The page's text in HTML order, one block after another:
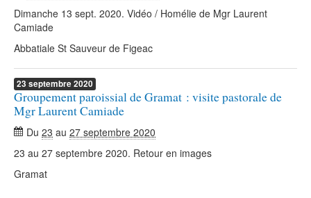
Dimanche 13 sept. 2020. Vidéo / Homélie de Mgr Laurent
Camiade
Abbatiale St Sauveur de Figeac
23 septembre2020
Groupement paroissial de Gramat : visite pastorale de
Mgr Laurent Camiade
Du 23 au 27 septembre 2020
23 au 27 septembre 2020. Retour en images
Gramat